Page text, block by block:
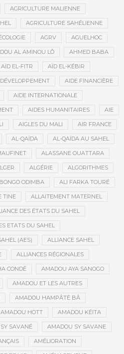
AGRICULTURE MALIENNE
AGRICULTURE SAHÉLIENNE
AGRV AGUELHOC
AL AMINOU LÔ AHMED BABA
AÏD EL-FITR AÏD EL-KÉBIR
AIDE FINANCIÈRE
AIDE INTERNATIONALE
AIDES HUMANITAIRES AIE
AIGLES DU MALI AIR FRANCE
AL-QAÏDA AL-QAÏDA AU SAHEL
ALASSANE OUATTARA
ALGÉRIE ALGORITHMES
ODIMBA ALI FARKA TOURÉ
TINE ALLAITEMENT MATERNEL
DES ÉTATS DU SAHEL
ETATS DU SAHEL
(AES) ALLIANCE SAHEL
ALLIANCES RÉGIONALES
CONDÉ AMADOU AYA SANOGO
AMADOU ET LES AUTRES
AMADOU HAMPÂTÉ BÂ
AMADOU HOTT AMADOU KÉITA
SAVANÉ AMADOU SY SAVANE
AMÉLIORATION